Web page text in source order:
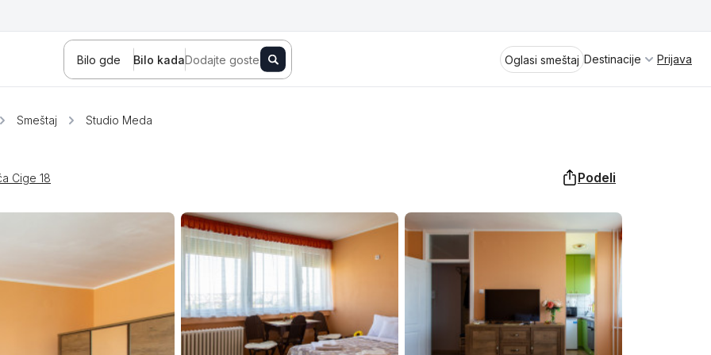
Bilo gde Bilo kadaDodajte goste Oglasi smeštaj Destinacije
Sad
Sokobanja Fruška gora Vrnjačka Banja
Stara planina Banja Vrujci Perućac
Kragujevac Golubac
Kraljevo Jagodina Aranđelovac
Spremite se za virtuelno putovanje
kroz jednu od najlepših zemalja
Evrope i sveta. Uživaćete u prikazima
planinskih masiva poput Tare i Šar-
planine, ali i u ravničarskim predelima
prostrane Vojvodine. Istraživanje
tradicije i kulturnog dobra Srbije
otkriće vam pravu narav srpskog
Prijava
Smeštaj Studio Meda
Cige 18 Podeli